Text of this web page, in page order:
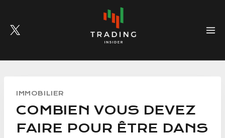
content
IMMOBILIER
COMBIEN VOUS DEVEZ
FAIRE POUR ÊTRE DANS